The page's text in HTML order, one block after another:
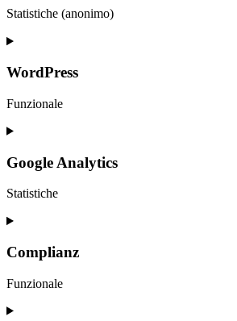
Statistiche (anonimo)
Consent
service
WordPress
Funzionale
Consent
service
wordpress
Google Analytics
Statistiche
Consent
service
google-
analytics
Complianz
Funzionale
Consent